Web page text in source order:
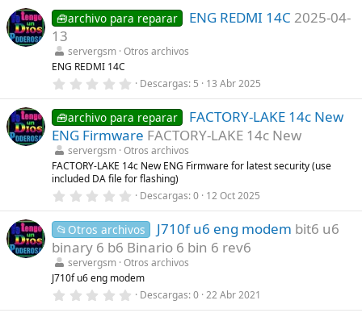
a
(
s
0
e
t
l
a
(
s
)
🧰archivo para reparar ENG REDMI 14C 2025-04-
13
servergsm Otros archivos
ENG REDMI 14C
0
0
e
s
t
r
e
l
(
s
)
Descargas 5 13 Abr 2025
🧰archivo para reparar
FACTORY-LAKE 14c New
ENG Firmware FACTORY-LAKE 14c New
servergsm Otros archivos
FACTORY-LAKE 14c New ENG Firmware for latest security (use
included DA file for flashing)
0
0
e
s
t
r
e
l
Descargas 0 12 Oct 2025
📂Otros archivos J710f u6 eng modem bit6 u6
binary 6 b6 Binario 6 bin 6 rev6
servergsm Otros archivos
J710f u6 eng modem
0 Descargas 0 22 Abr 2021